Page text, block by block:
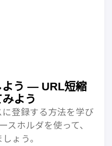
よう — URL短縮
よう
登録する方法を学び
スホルダを使って、
ょう。